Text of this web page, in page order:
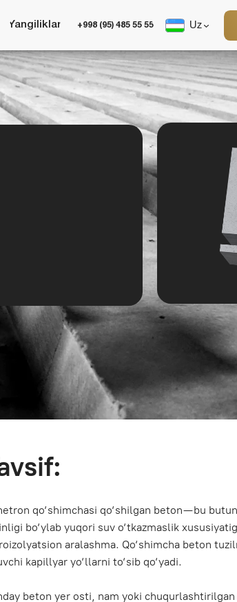
Uz
+998 (95) 485 55 55 Buyurtma qilish
qo‘shilgan beton — bu butun konstruksiya
suv o‘tkazmaslik xususiyatiga ega
Qo‘shimcha beton tuzilmasiga kirib, namlik
to‘sib qo‘yadi.
osti, nam yoki chuqurlashtirilgan inshootlarda
tashqi izolyatsiyasiz uzoq muddatli suvdan